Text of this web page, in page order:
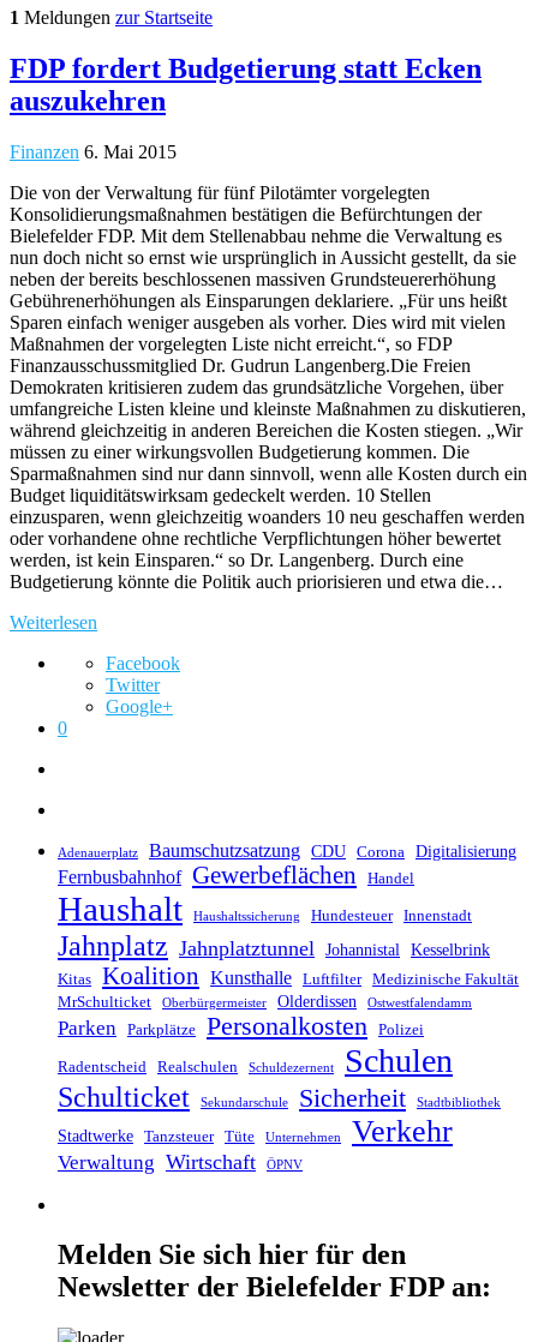
1 Meldungen zur Startseite
FDP fordert Budgetierung statt Ecken
auszukehren
Finanzen 6. Mai 2015
Die von der Verwaltung für fünf Pilotämter vorgelegten
Konsolidierungsmaßnahmen bestätigen die Befürchtungen der
Bielefelder FDP. Mit dem Stellenabbau nehme die Verwaltung es
nun doch nicht so ernst wie ursprünglich in Aussicht gestellt, da sie
neben der bereits beschlossenen massiven Grundsteuererhöhung
Gebührenerhöhungen als Einsparungen deklariere. „Für uns heißt
Sparen einfach weniger ausgeben als vorher. Dies wird mit vielen
Maßnahmen der vorgelegten Liste nicht erreicht.“, so FDP
Finanzausschussmitglied Dr. Gudrun Langenberg.Die Freien
Demokraten kritisieren zudem das grundsätzliche Vorgehen, über
umfangreiche Listen kleine und kleinste Maßnahmen zu diskutieren,
während gleichzeitig in anderen Bereichen die Kosten stiegen. „Wir
müssen zu einer wirkungsvollen Budgetierung kommen. Die
Sparmaßnahmen sind nur dann sinnvoll, wenn alle Kosten durch ein
Budget liquiditätswirksam gedeckelt werden. 10 Stellen
einzusparen, wenn gleichzeitig woanders 10 neu geschaffen werden
oder vorhandene ohne rechtliche Verpflichtungen höher bewertet
werden, ist kein Einsparen.“ so Dr. Langenberg. Durch eine
Budgetierung könnte die Politik auch priorisieren und etwa die…
Weiterlesen
Facebook
Twitter
Google+
0
Adenauerplatz Baumschutzsatzung CDU Corona Digitalisierung
Fernbusbahnhof Gewerbeflächen Handel
Haushalt Haushaltssicherung Hundesteuer Innenstadt
Jahnplatz Jahnplatztunnel Johannistal Kesselbrink
Kitas Koalition Kunsthalle Luftfilter
Medizinische Fakultät
MrSchulticket
Oberbürgermeister Olderdissen Ostwestfalendamm
Parken Parkplätze Personalkosten Polizei
Radentscheid Realschulen Schuldezernent Schulen
Schulticket Sekundarschule Sicherheit Stadtbibliothek
Stadtwerke Tanzsteuer Tüte Unternehmen Verkehr
Verwaltung Wirtschaft ÖPNV
Melden Sie sich hier für den
Newsletter der Bielefelder FDP an: